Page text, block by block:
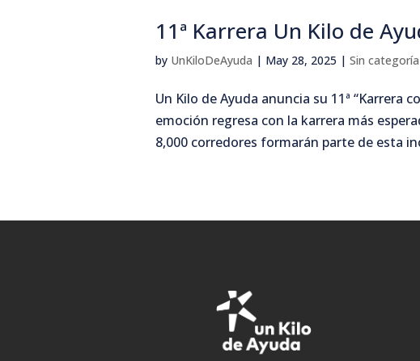
11ª Karrera Un Kilo de
by UnKiloDeAyuda | May 28, 2025 | Sin categoría
Un Kilo de Ayuda anuncia su 11ª “Karrera
emoción regresa con la karrera más
8,000 corredores formarán parte de esta